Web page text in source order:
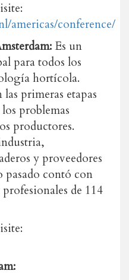
americas/conference/
Es un
para todos los
hortícola.
primeras etapas
problemas
productores.
y proveedores
pasado contó con
de 114